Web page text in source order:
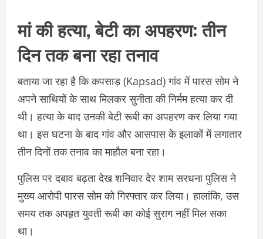
मां की हत्या, बेटी का अपहरण: तीन
दिन तक बना रहा तनाव
बताया जा रहा है कि कपसाड़ (Kapsad) गांव में पारस सोम ने
अपने साथियों के साथ मिलकर सुनीता की निर्मम हत्या कर दी
थी। हत्या के बाद उनकी बेटी रूबी का अपहरण कर लिया गया
था। इस घटना के बाद गांव और आसपास के इलाकों में लगातार
तीन दिनों तक तनाव का माहौल बना रहा।
पुलिस पर दबाव बढ़ता देख शनिवार देर शाम सरधना पुलिस ने
मुख्य आरोपी पारस सोम को गिरफ्तार कर लिया। हालांकि, उस
समय तक अपहृत युवती रूबी का कोई सुराग नहीं मिल सका
था।